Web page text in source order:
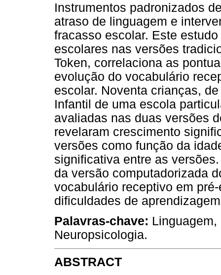
Instrumentos padronizados
atraso de linguagem e
fracasso escolar. Este
escolares nas versões
Token, correlaciona as
evolução do vocabulário
escolar. Noventa crianças,
Infantil de uma escola
avaliadas nas duas versões
revelaram crescimento
versões como função da
significativa entre as
da versão computadorizada
vocabulário receptivo em
dificuldades de
Palavras-chave: Linguagem,
Neuropsicologia.
ABSTRACT